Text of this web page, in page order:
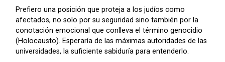
Prefiero una posición que proteja a los judíos como
afectados, no solo por su seguridad sino también por la
conotación emocional que conlleva el término genocidio
(Holocausto). Esperaría de las máximas autoridades de las
universidades, la suficiente sabiduría para entenderlo.